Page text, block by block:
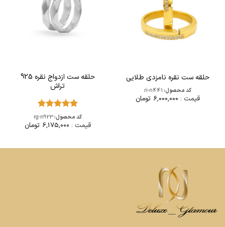
حلقه ست نقره نامزدی طلایی
کد محصول:ri-n441
قیمت : 6,000,000 تومان
حلقه ست ازدواج نقره 925
تراش
امتیاز5از
5
کد محصول:rg-n923
قیمت : 6,175,000 تومان